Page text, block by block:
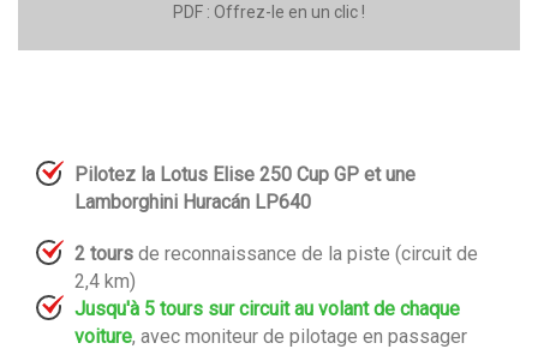
PDF : Offrez-le en un clic !
Pilotez la Lotus Elise 250 Cup GP et une
Lamborghini Huracán LP640
2 tours de reconnaissance de la piste (circuit de
2,4 km)
Jusqu'à 5 tours sur circuit au volant de chaque
voiture, avec moniteur de pilotage en passager